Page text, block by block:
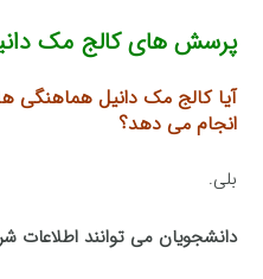
پرسش های کالج مک
آیا کالج مک دانیل هماهنگی
انجام می دهد؟
بلی.
دانشجویان می توانند اطلاعات